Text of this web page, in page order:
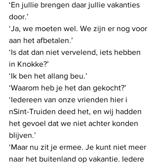
‘En jullie brengen daar jullie vakanties
door.’
‘Ja, we moeten wel. We zijn er nog voor
aan het afbetalen.’
‘Is dat dan niet vervelend, iets hebben
in Knokke?’
‘Ik ben het allang beu.’
‘Waarom heb je het dan gekocht?’
‘Iedereen van onze vrienden hier i
nSint-Truiden deed het, en wij hadden
het gevoel dat we niet achter konden
blijven.’
‘Maar nu zit je ermee. Je kunt niet meer
naar het buitenland op vakantie. Iedere